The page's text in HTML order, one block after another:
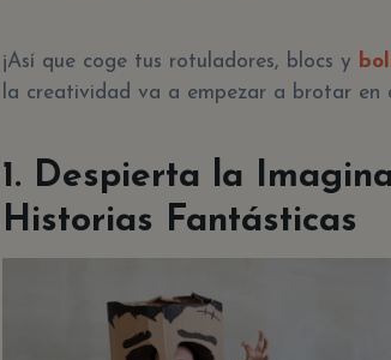
¡Así que coge tus rotuladores, blocs y
la creatividad va a empezar a brotar en
1. Despierta la
Historias Fantásticas